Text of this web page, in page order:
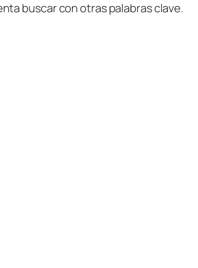
buscar con otras palabras clave.